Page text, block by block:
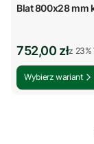
Blat 800x28 mm
Cena brutto
752,00 złz %s
z 23%
Wybierz wariant